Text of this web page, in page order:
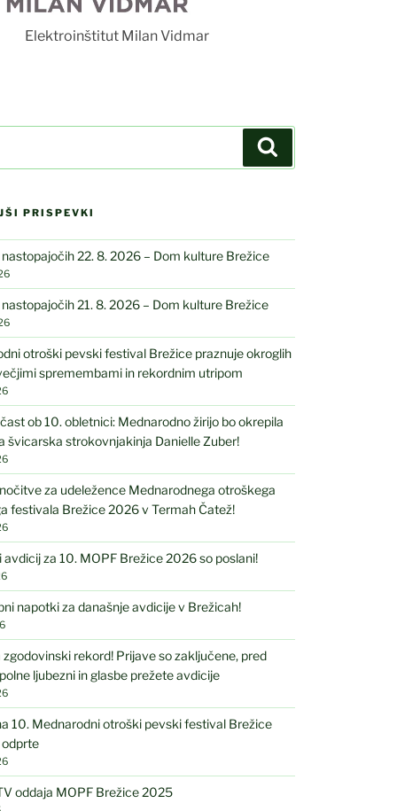
Elektroinštitut Milan Vidmar
PRISPEVKI
22. 8. 2026 – Dom kulture Brežice
21. 8. 2026 – Dom kulture Brežice
otroški pevski festival Brežice praznuje okroglih
spremembami in rekordnim utripom
ob 10. obletnici: Mednarodno žirijo bo okrepila
švicarska strokovnjakinja Danielle Zuber!
za udeležence Mednarodnega otroškega
festivala Brežice 2026 v Termah Čatež!
avdicij za 10. MOPF Brežice 2026 so poslani!
napotki za današnje avdicije v Brežicah!
zgodovinski rekord! Prijave so zaključene, pred
ljubezni in glasbe prežete avdicije
10. Mednarodni otroški pevski festival Brežice
oddaja MOPF Brežice 2025